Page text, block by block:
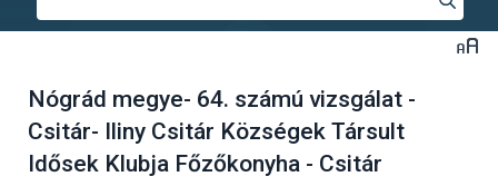
Nógrád megye- 64. számú vizsgálat -
Csitár- Iliny Csitár Községek Társult
Idősek Klubja Főzőkonyha - Csitár